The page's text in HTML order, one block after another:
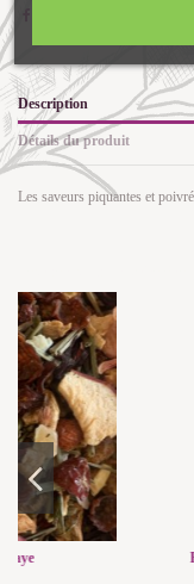
Description
Détails du produit
Les saveurs piquantes et
Fruits du Jardin